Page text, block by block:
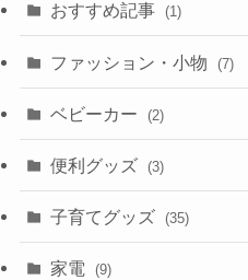
おすすめ記事 (1)
ファッション・小物 (7)
ベビーカー (2)
便利グッズ (3)
子育てグッズ (35)
家電 (9)